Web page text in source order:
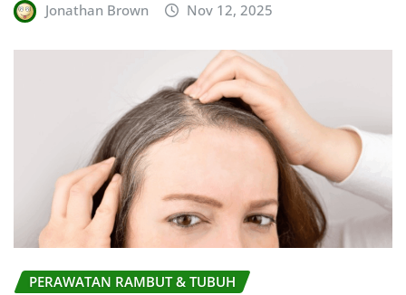
Jonathan Brown Nov 12, 2025
PERAWATAN RAMBUT & TUBUH